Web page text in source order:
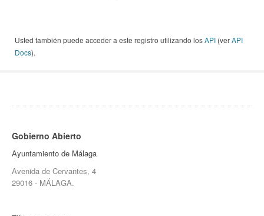
Usted también puede acceder a este registro utilizando losAPI (verAPI
Docs).
Gobierno Abierto
Ayuntamiento de Málaga
Avenida de Cervantes, 4
29016 - MÁLAGA.